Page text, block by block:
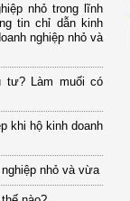
nhỏ trong lĩnh
tin chỉ dẫn kinh
nghiệp nhỏ và
tư? Làm muối có
khi hộ kinh doanh
nhỏ và vừa